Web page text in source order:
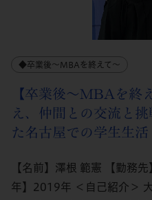
◆卒業後～MBAを終えて～
【卒業後～MBAを終
え、仲間との交流と
た名古屋での学生生活
【名前】澤根 範憲 【勤務
年】2019年 ＜自己紹介＞